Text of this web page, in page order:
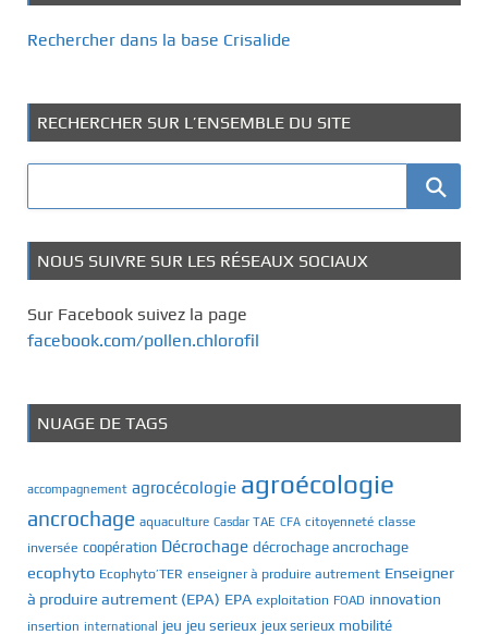
Rechercher dans la base Crisalide
RECHERCHER SUR L’ENSEMBLE DU SITE
NOUS SUIVRE SUR LES RÉSEAUX SOCIAUX
Sur Facebook suivez la page
facebook.com/pollen.chlorofil
NUAGE DE TAGS
accompagnement agrocécologie agroécologie
ancrochage aquaculture Casdar TAE CFA citoyenneté classe
inversée coopération Décrochage décrochage ancrochage
ecophyto Ecophyto’TER enseigner à produire autrement Enseigner
à produire autrement (EPA) EPA exploitation FOAD innovation
insertion international jeu jeu serieux jeux serieux mobilité